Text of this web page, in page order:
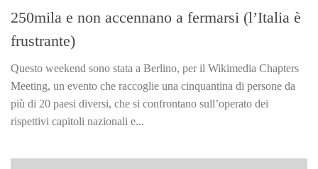
250mila e non accennano a fermarsi (l’Italia è
frustrante)
Questo weekend sono stata a Berlino, per il Wikimedia Chapters
Meeting, un evento che raccoglie una cinquantina di persone da
più di 20 paesi diversi, che si confrontano sull’operato dei
rispettivi capitoli nazionali e...